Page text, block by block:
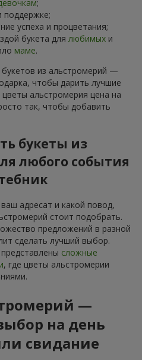
;
успеха и процветания;
букета для любимых и
маме.
из альстромерий —
чтобы дарить лучшие
альстромерия цена на
так, чтобы добавить
букеты из
любого события
адресат и какой повод,
стоит подобрать.
предложений в разной
сделать лучший выбор.
сложные
, где цветы альстромерии
—
на день
свидание